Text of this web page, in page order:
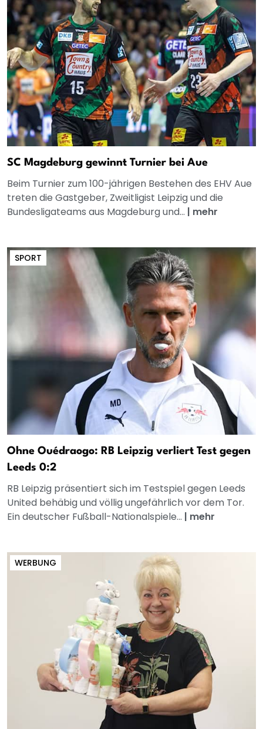
SC Magdeburg gewinnt Turnier bei Aue
Beim Turnier zum 100-jährigen Bestehen des EHV Aue
treten die Gastgeber, Zweitligist Leipzig und die
Bundesligateams aus Magdeburg und... | mehr
SPORT
Ohne Ouédraogo: RB Leipzig verliert Test gegen
Leeds 0:2
RB Leipzig präsentiert sich im Testspiel gegen Leeds
United behäbig und völlig ungefährlich vor dem Tor.
Ein deutscher Fußball-Nationalspiele... | mehr
WERBUNG